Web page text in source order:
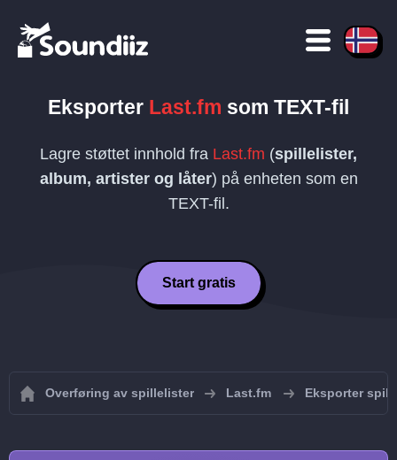
Eksporter Last.fm som TEXT-fil
Lagre støttet innhold fra Last.fm (spillelister,
album, artister og låter) på enheten som en
TEXT-fil.
Start gratis
Overføring av spillelister Last.fm Eksporter